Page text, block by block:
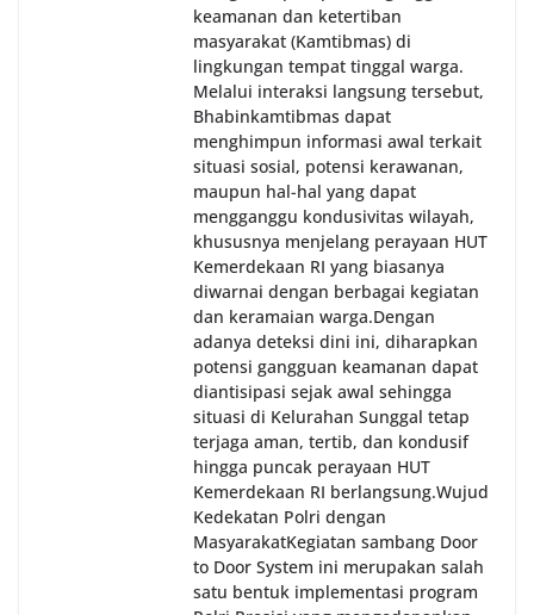
keamanan dan ketertiban
masyarakat (Kamtibmas) di
lingkungan tempat tinggal warga.
Melalui interaksi langsung tersebut,
Bhabinkamtibmas dapat
menghimpun informasi awal terkait
situasi sosial, potensi kerawanan,
maupun hal-hal yang dapat
mengganggu kondusivitas wilayah,
khususnya menjelang perayaan HUT
Kemerdekaan RI yang biasanya
diwarnai dengan berbagai kegiatan
dan keramaian warga.‎‎Dengan
adanya deteksi dini ini, diharapkan
potensi gangguan keamanan dapat
diantisipasi sejak awal sehingga
situasi di Kelurahan Sunggal tetap
terjaga aman, tertib, dan kondusif
hingga puncak perayaan HUT
Kemerdekaan RI berlangsung.‎‎Wujud
Kedekatan Polri dengan
Masyarakat‎Kegiatan sambang Door
to Door System ini merupakan salah
satu bentuk implementasi program